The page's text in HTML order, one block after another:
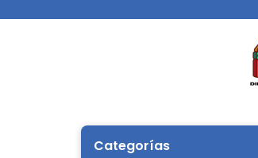
Categorías